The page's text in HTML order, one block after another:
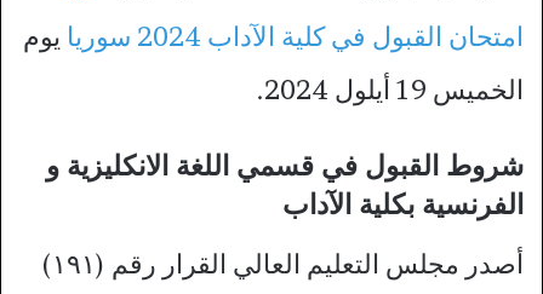
امتحان القبول في كلية الآداب 2024 سوريا
يوم
الخميس 19 أيلول 2024.
شروط القبول في قسمي اللغة الانكليزية و
الفرنسية بكلية الآداب
أصدر مجلس التعليم العالي القرار رقم (١٩١)